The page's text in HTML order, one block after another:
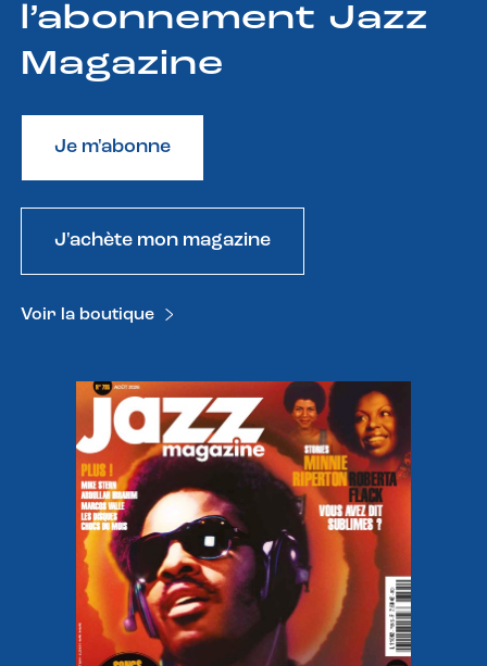
l’abonnement Jazz
Magazine
Je m'abonne
J'achète mon magazine
Voir la boutique